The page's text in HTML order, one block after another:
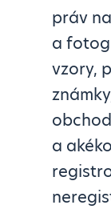
práv
a
vzory,
a